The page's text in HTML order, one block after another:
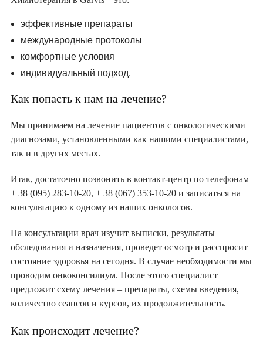
эффективные препараты
международные протоколы
комфортные условия
индивидуальный подход.
Как попасть к нам на лечение?
Мы принимаем на лечение пациентов с онкологическими
диагнозами, установленными как нашими специалистами,
так и в других местах.
Итак, достаточно позвонить в контакт-центр по телефонам
+ 38 (095) 283-10-20, + 38 (067) 353-10-20 и записаться на
консультацию к одному из наших онкологов.
На консультации врач изучит выписки, результаты
обследования и назначения, проведет осмотр и расспросит
состояние здоровья на сегодня. В случае необходимости мы
проводим онкоконсилиум. После этого специалист
предложит схему лечения – препараты, схемы введения,
количество сеансов и курсов, их продолжительность.
Как происходит лечение?